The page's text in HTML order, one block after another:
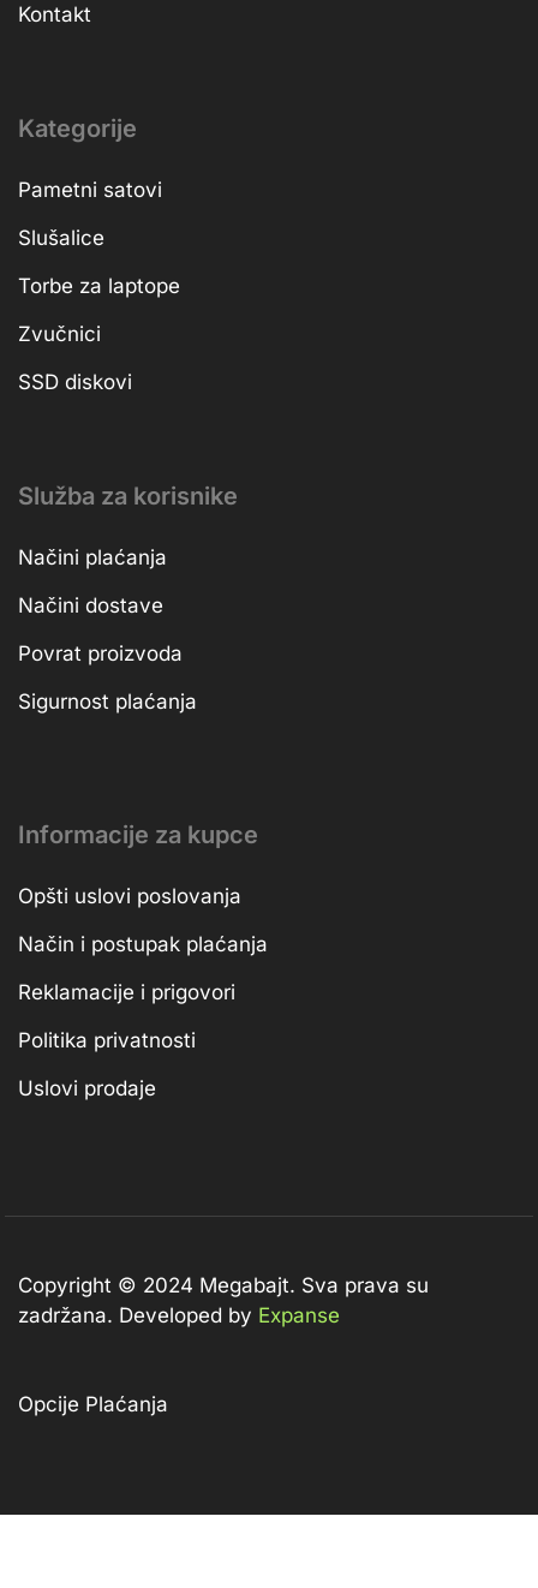
Kontakt
Kategorije
Pametni satovi
Slušalice
Torbe za laptope
Zvučnici
SSD diskovi
Služba za korisnike
Načini plaćanja
Načini dostave
Povrat proizvoda
Sigurnost plaćanja
Informacije za kupce
Opšti uslovi poslovanja
Način i postupak plaćanja
Reklamacije i prigovori
Politika privatnosti
Uslovi prodaje
Copyright © 2024 Megabajt. Sva prava su
zadržana. Developed by Expanse
Opcije Plaćanja